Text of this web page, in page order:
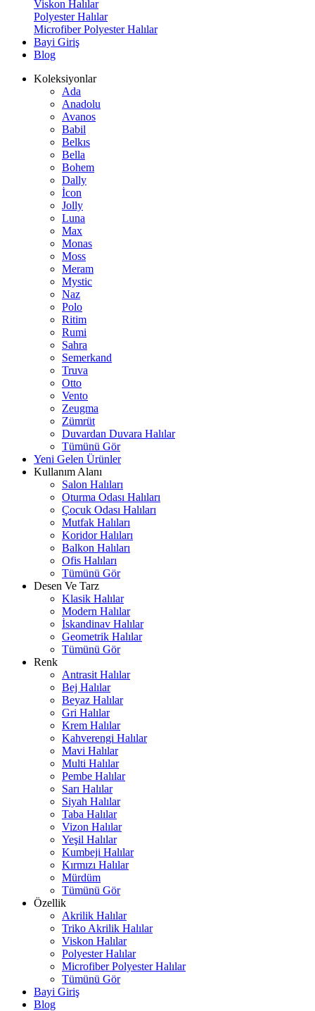
Viskon Halılar
Polyester Halılar
Microfiber Polyester Halılar
Bayi Giriş
Blog
Koleksiyonlar
Ada
Anadolu
Avanos
Babil
Belkıs
Bella
Bohem
Dally
İcon
Jolly
Luna
Max
Monas
Moss
Meram
Mystic
Naz
Polo
Ritim
Rumi
Sahra
Semerkand
Truva
Otto
Vento
Zeugma
Zümrüt
Duvardan Duvara Halılar
Tümünü Gör
Yeni Gelen Ürünler
Kullanım Alanı
Salon Halıları
Oturma Odası Halıları
Çocuk Odası Halıları
Mutfak Halıları
Koridor Halıları
Balkon Halıları
Ofis Halıları
Tümünü Gör
Desen Ve Tarz
Klasik Halılar
Modern Halılar
İskandinav Halılar
Geometrik Halılar
Tümünü Gör
Renk
Antrasit Halılar
Bej Halılar
Beyaz Halılar
Gri Halılar
Krem Halılar
Kahverengi Halılar
Mavi Halılar
Multi Halılar
Pembe Halılar
Sarı Halılar
Siyah Halılar
Taba Halılar
Vizon Halılar
Yeşil Halılar
Kumbeji Halılar
Kırmızı Halılar
Mürdüm
Tümünü Gör
Özellik
Akrilik Halılar
Triko Akrilik Halılar
Viskon Halılar
Polyester Halılar
Microfiber Polyester Halılar
Tümünü Gör
Bayi Giriş
Blog